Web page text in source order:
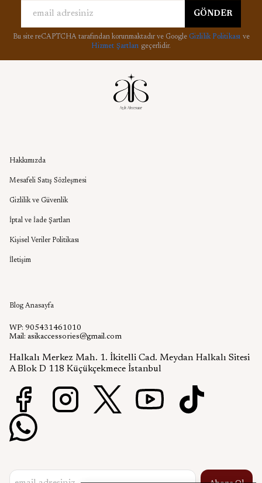
GÖNDER
Bu site reCAPTCHA tarafından korunmaktadır ve Google Gizlilik Politikası ve
Hizmet Şartları geçerlidir.
Hakkımızda
Mesafeli Satış Sözleşmesi
Gizlilik ve Güvenlik
İptal ve İade Şartları
Kişisel Veriler Politikası
İletişim
Blog Anasayfa
WP: 905431461010
Mail: asikaccessories@gmail.com
Halkalı Merkez Mah. 1. İkitelli Cad. Meydan Halkalı Sitesi
A Blok D 118 Küçükçekmece İstanbul